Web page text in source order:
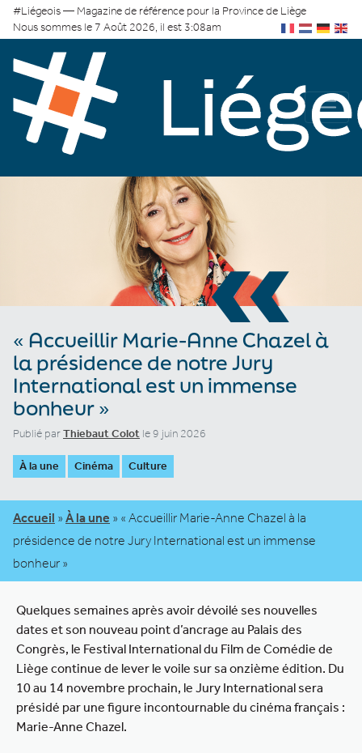
#Liégeois — Magazine de référence pour la Province de Liège
Nous sommes le 7 Août 2026, il est 3:08am
«
« Accueillir Marie-Anne Chazel à
la présidence de notre Jury
International est un immense
bonheur »
Publié parThiebaut Colot le 9 juin 2026
À la une Cinéma Culture
Accueil » À la une » « Accueillir Marie-Anne Chazel à la
présidence de notre Jury International est un immense
bonheur »
Quelques semaines après avoir dévoilé ses nouvelles
dates et son nouveau point d’ancrage au Palais des
Congrès, le Festival International du Film de Comédie de
Liège continue de lever le voile sur sa onzième édition. Du
10 au 14 novembre prochain, le Jury International sera
présidé par une figure incontournable du cinéma français :
Marie-Anne Chazel.